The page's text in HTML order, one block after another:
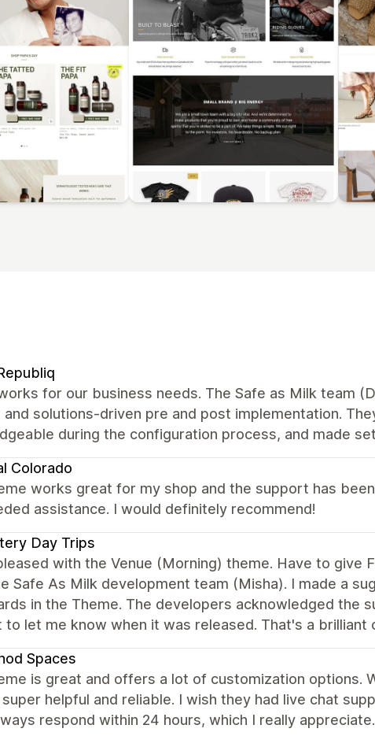
for our business needs. The Safe as Milk team
solutions-driven pre and post implementation.
during the configuration process, and made
Colorado
works great for my shop and the support has
assistance. I would definitely recommend!
Day Trips
with the Venue (Morning) theme. Have to give
Safe As Milk development team (Misha). I made a
in the Theme. The developers acknowledged the
to let me know when it was released. That's a brilliant
Spaces
is great and offers a lot of customization options.
super helpful and reliable. I wish they had live chat
respond within 24 hours, which I really